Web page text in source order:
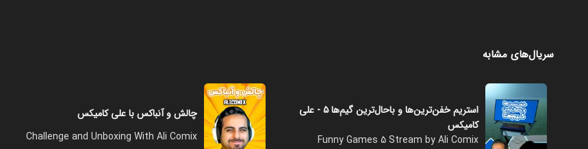
سریال‌های مشابه
استریم خفن‌ترین‌ها و باحال‌ترین گیم‌ها ۵ - علی
کامیکس
Funny Games 5 Stream by Ali Comix
چالش و آنباکس با علی کامیکس
Challenge and Unboxing With Ali Comix